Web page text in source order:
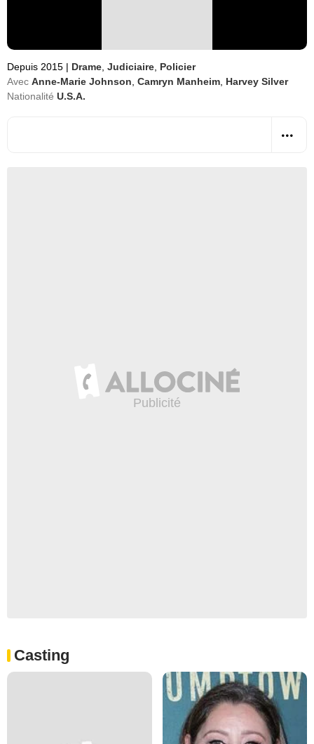
Depuis 2015 | Drame Judiciaire Policier
Avec Anne-Marie Johnson Camryn Manheim Harvey Silver
Nationalité U.S.A.
Casting